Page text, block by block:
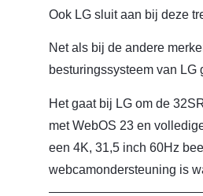
Ook LG sluit aan bij deze
Net als bij de andere
besturingssysteem van LG
Het gaat bij LG om de
met WebOS 23 en
een 4K, 31,5 inch 60Hz
webcamondersteuning is